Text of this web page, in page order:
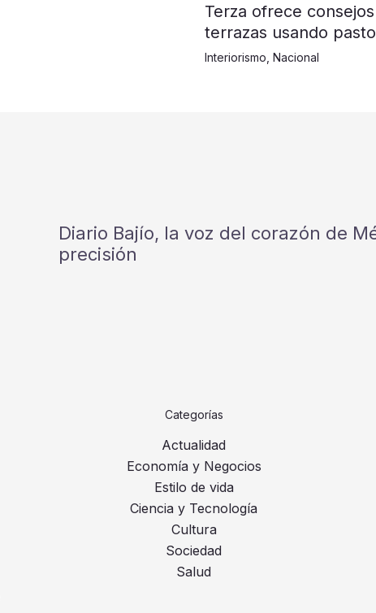
Terza ofrece
terrazas usando
Interiorismo Nacional
Diario Bajío, la voz del corazón de
precisión
Categorías
Actualidad
Economía y Negocios
Estilo de vida
Ciencia y Tecnología
Cultura
Sociedad
Salud